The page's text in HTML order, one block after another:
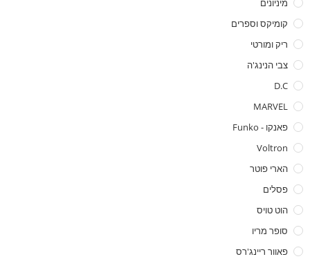
מיניונים
קומיקס וספרים
ריק ומורטי
צבי הנינג'ה
D.C
MARVEL
פאנקו - Funko
Voltron
הארי פוטר
פסלים
הוט טויס
סופר מריו
פאוור ריינג'רס